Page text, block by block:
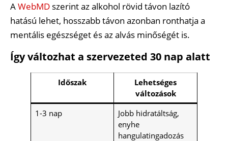
AWebMD szerint az alkohol rövid távon lazító
hatású lehet, hosszabb távon azonban ronthatja a
mentális egészséget és az alvás minőségét is.
Így változhat a szervezeted 30 nap alatt
Időszak
Lehetséges
változások
1-3 nap
Jobb hidratáltság,
enyhe
hangulatingadozás